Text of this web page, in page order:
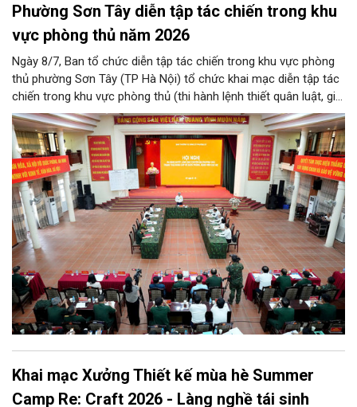
Phường Sơn Tây diễn tập tác chiến trong khu
vực phòng thủ năm 2026
Ngày 8/7, Ban tổ chức diễn tập tác chiến trong khu vực phòng
thủ phường Sơn Tây (TP Hà Nội) tổ chức khai mạc diễn tập tác
chiến trong khu vực phòng thủ (thi hành lệnh thiết quân luật, giới
nghiêm) năm 2026.
Khai mạc Xưởng Thiết kế mùa hè Summer
Camp Re: Craft 2026 - Làng nghề tái sinh